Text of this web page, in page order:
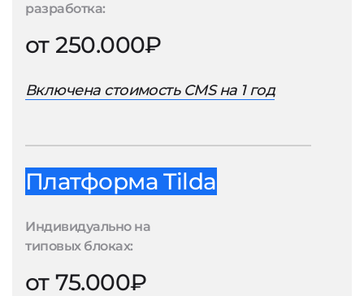
разработка:
от 250.000₽
Включена стоимость CMS на 1 год
Платформа Tilda
Индивидуально на
типовых блоках:
от 75.000₽